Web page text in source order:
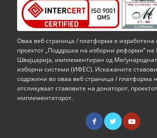
Оваа веб страница / платформа е изработена
проектот „Поддршка на изборни реформи” на
Швајцарија, имплементиран од
изборни системи (ИФЕС). Искажаните
содржини во оваа веб страница / платформа
отсликуваат ставовите на донаторот,
имплементаторот.